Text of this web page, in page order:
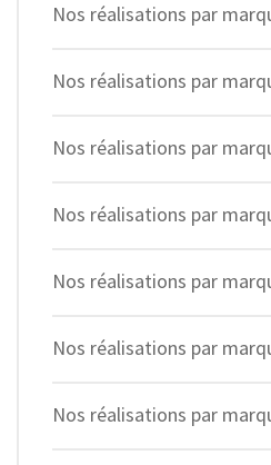
Nos réalisations par
Nos réalisations par
Nos réalisations par
Nos réalisations par
Nos réalisations par
Nos réalisations par
Nos réalisations par